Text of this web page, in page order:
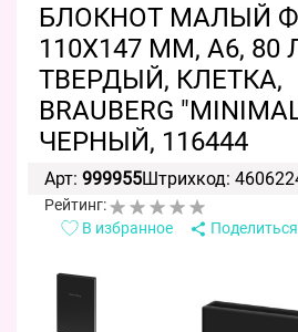
БЛОКНОТ МАЛЫЙ
110Х147 ММ, А6, 80
ТВЕРДЫЙ, КЛЕТКА,
BRAUBERG
ЧЕРНЫЙ, 116444
Арт: 999955Штрихкод:
Рейтинг:
В избранное
Поделиться